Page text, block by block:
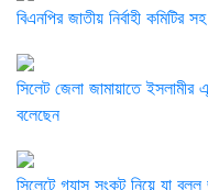
বিএনপির জাতীয় নির্বাহী কমিটির
সিলেট জেলা জামায়াতে ইসলামীর
বলেছেন
সিলেটে গ্যাস সংকট নিয়ে যা বলল